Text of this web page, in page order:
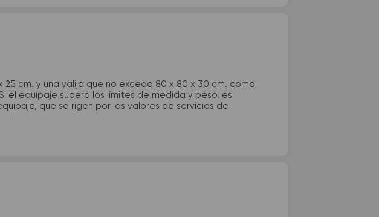
cm. y una valija que no exceda 80 x 80 x 30 cm. como
el equipaje supera los límites de medida y peso, es
que se rigen por los valores de servicios de